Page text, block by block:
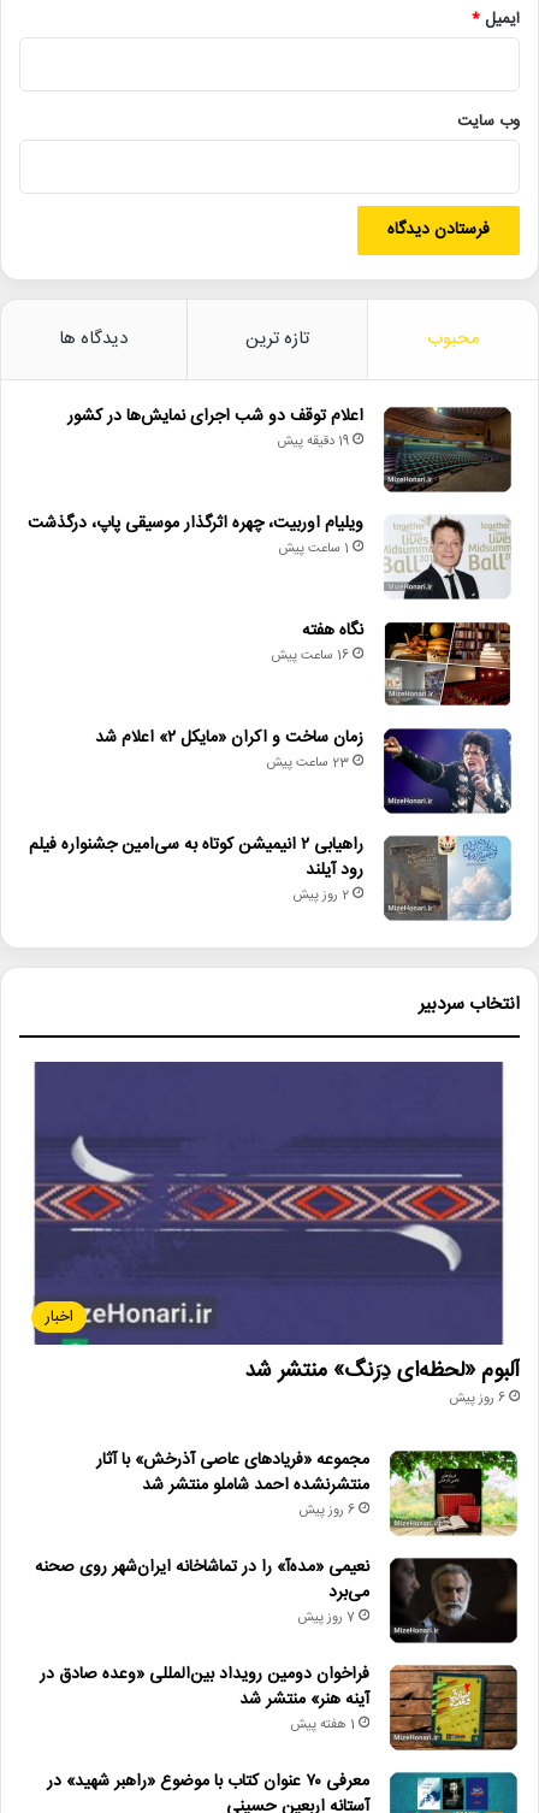
دیگر خبرها
• مجله هنری
• ویلیام اوربیت، چهره اثرگذار موسیقی پاپ، درگذشت
• زمان ساخت و اکران «مایکل ۲» اعلام شد
• راهیابی ۲ انیمیشن کوتاه به سی‌امین جشنواره فیلم رود آیلند
• شایعه یا واقعیت؟ نقش کلیدی پل توماس اندرسون در فیلم جدید
اسکورسیزی
آیین_نامه_نگارخانه‌ها
حفظ_هویت_فرهنگی
نگارخانه
هنرهای_تجسمی
ایمیل*
وب‌ سایت
محبوب تازه ترین دیدگاه ها
اعلام توقف دو شب اجرای نمایش‌ها در کشور
19 دقیقه پیش
ویلیام اوربیت، چهره اثرگذار موسیقی پاپ، درگذشت
1 ساعت پیش
نگاه هفته
16 ساعت پیش
زمان ساخت و اکران «مایکل ۲» اعلام شد
23 ساعت پیش
راهیابی ۲ انیمیشن کوتاه به سی‌امین جشنواره فیلم
رود آیلند
2 روز پیش
انتخاب سردبیر
اخبار
آلبوم «لحظه‌ای دِرَنگ» منتشر شد
6 روز پیش
مجموعه «فریادهای عاصی آذرخش» با آثار
منتشرنشده احمد شاملو منتشر شد
6 روز پیش
نعیمی «مده‌آ» را در تماشاخانه ایران‌شهر روی صحنه
می‌برد
7 روز پیش
فراخوان دومین رویداد بین‌المللی «وعده صادق در
آینه هنر» منتشر شد
1 هفته پیش
معرفی ۷۰ عنوان کتاب با موضوع «راهبر شهید» در
آستانه اربعین حسینی